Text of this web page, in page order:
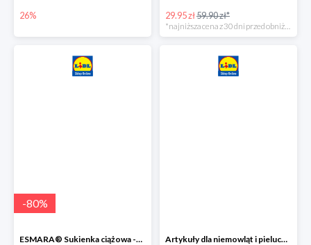
26% 29.95 zł59.90 zł*
-80%
ESMARA® Sukienka ciążowa -79% Artykuły dla niemowląt i pieluchy w Lidlu Online do -41%